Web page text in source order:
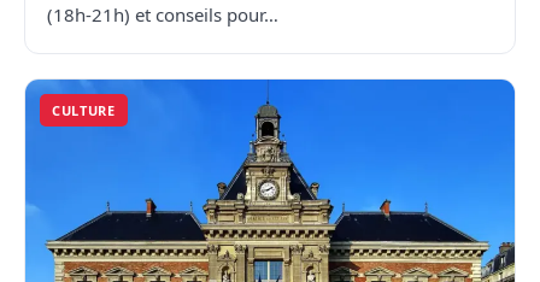
(18h-21h) et conseils pour…
CULTURE